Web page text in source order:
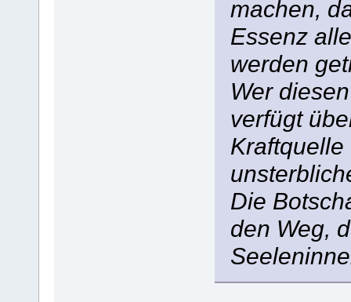
machen,
Essenz
werden
Wer
verfügt
Die
den Weg,